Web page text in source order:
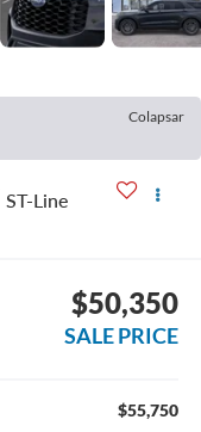
Colapsar
ST-Line
$50,350
SALE PRICE
$55,750